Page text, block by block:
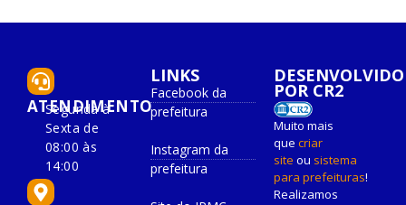
ATENDIMENTO
Segunda à
Sexta de
08:00 às
14:00
LINKS
Facebook da
prefeitura
Instagram da
prefeitura
DESENVOLVIDO
POR CR2
Muito mais
que criar
site ou sistema
para prefeituras!
Realizamos